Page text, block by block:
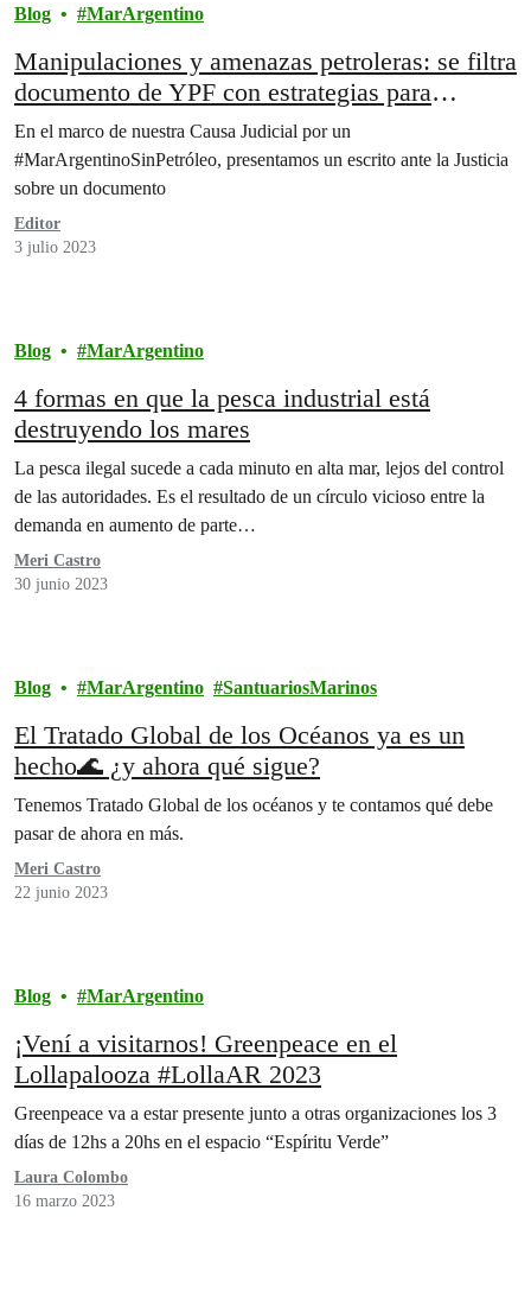
Blog MarArgentino
Manipulaciones y amenazas petroleras: se filtra
documento de YPF con estrategias para
ridiculizar la protesta ambiental
En el marco de nuestra Causa Judicial por un
#MarArgentinoSinPetróleo, presentamos un escrito ante la Justicia
sobre un documento
Editor
3 julio 2023
Blog MarArgentino
4 formas en que la pesca industrial está
destruyendo los mares
La pesca ilegal sucede a cada minuto en alta mar, lejos del control
de las autoridades. Es el resultado de un círculo vicioso entre la
demanda en aumento de parte…
Meri Castro
30 junio 2023
Blog MarArgentino SantuariosMarinos
El Tratado Global de los Océanos ya es un
hecho🌊 ¿y ahora qué sigue?
Tenemos Tratado Global de los océanos y te contamos qué debe
pasar de ahora en más.
Meri Castro
22 junio 2023
Blog MarArgentino
¡Vení a visitarnos! Greenpeace en el
Lollapalooza #LollaAR 2023
Greenpeace va a estar presente junto a otras organizaciones los 3
días de 12hs a 20hs en el espacio “Espíritu Verde”
Laura Colombo
16 marzo 2023